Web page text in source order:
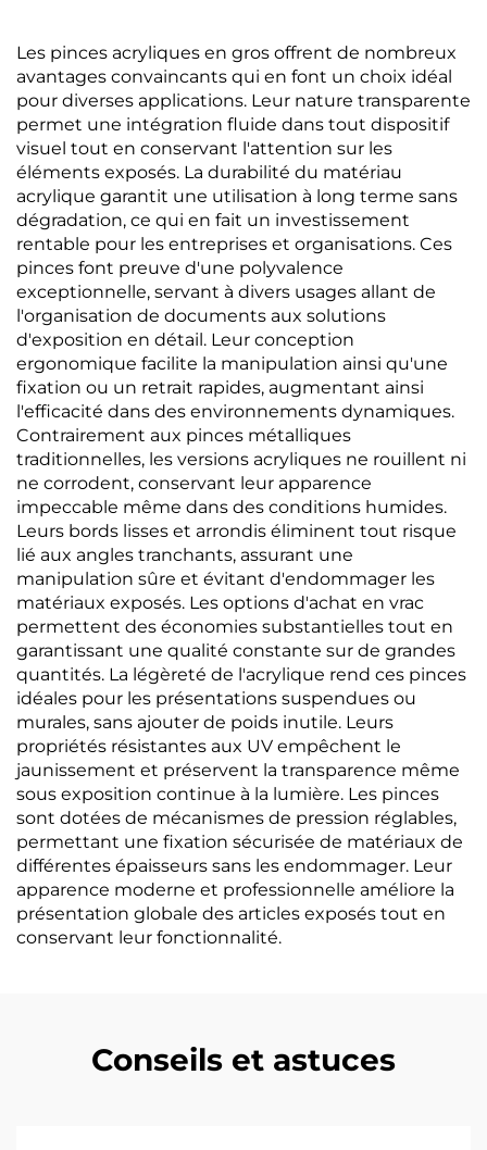
Les pinces acryliques en gros offrent de nombreux
avantages convaincants qui en font un choix idéal
pour diverses applications. Leur nature transparente
permet une intégration fluide dans tout dispositif
visuel tout en conservant l'attention sur les
éléments exposés. La durabilité du matériau
acrylique garantit une utilisation à long terme sans
dégradation, ce qui en fait un investissement
rentable pour les entreprises et organisations. Ces
pinces font preuve d'une polyvalence
exceptionnelle, servant à divers usages allant de
l'organisation de documents aux solutions
d'exposition en détail. Leur conception
ergonomique facilite la manipulation ainsi qu'une
fixation ou un retrait rapides, augmentant ainsi
l'efficacité dans des environnements dynamiques.
Contrairement aux pinces métalliques
traditionnelles, les versions acryliques ne rouillent ni
ne corrodent, conservant leur apparence
impeccable même dans des conditions humides.
Leurs bords lisses et arrondis éliminent tout risque
lié aux angles tranchants, assurant une
manipulation sûre et évitant d'endommager les
matériaux exposés. Les options d'achat en vrac
permettent des économies substantielles tout en
garantissant une qualité constante sur de grandes
quantités. La légèreté de l'acrylique rend ces pinces
idéales pour les présentations suspendues ou
murales, sans ajouter de poids inutile. Leurs
propriétés résistantes aux UV empêchent le
jaunissement et préservent la transparence même
sous exposition continue à la lumière. Les pinces
sont dotées de mécanismes de pression réglables,
permettant une fixation sécurisée de matériaux de
différentes épaisseurs sans les endommager. Leur
apparence moderne et professionnelle améliore la
présentation globale des articles exposés tout en
conservant leur fonctionnalité.
Conseils et astuces